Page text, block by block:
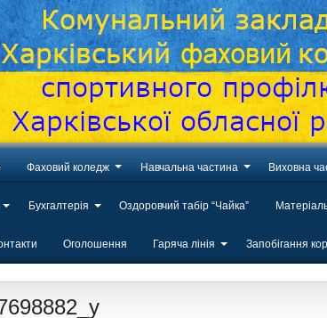
Фаховий коледж Навчальна частина Виховна
Бухгалтерія Оздоровчий табір “Чайка”
Оголошення Гаряча лінія Запобігання